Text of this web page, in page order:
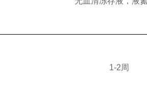
1-2周